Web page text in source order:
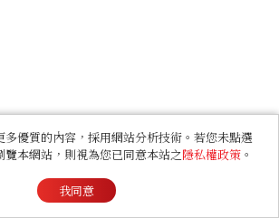
多優質的內容，採用網站分析技術。若您未點選
覽本網站，則視為您已同意本站之隱私權政策 。
我同意